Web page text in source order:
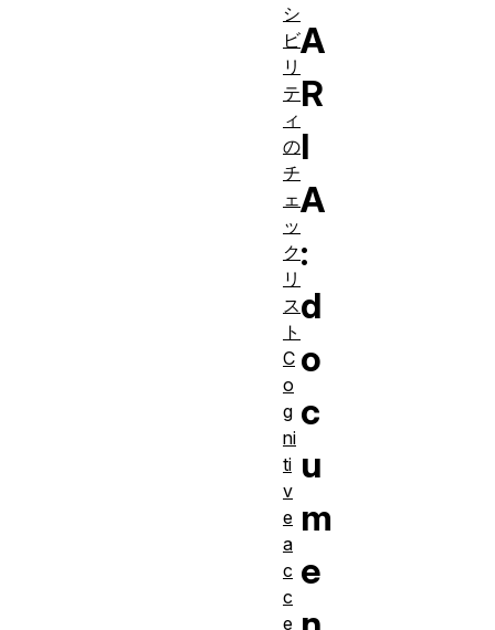
A
R
I
A
:
d
o
c
u
m
e
シ
ビ
リ
テ
ィ
の
チ
ェ
ッ
ク
リ
ス
ト
C
o
g
ni
ti
v
e
a
c
c
e